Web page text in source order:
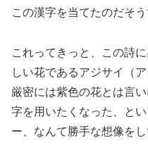
この漢字を当てたのだそう
これってきっと、この詩
しい花であるアジサイ（
厳密には紫色の花とは言
字を用いたくなった、と
ー、なんて勝手な想像を